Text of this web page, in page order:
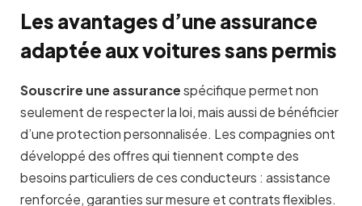
Les avantages d’une assurance
adaptée aux voitures sans permis
Souscrire une assurancespécifique permet non
seulement de respecter la loi, mais aussi de bénéficier
d’une protection personnalisée. Les compagnies ont
développé des offres qui tiennent compte des
besoins particuliers de ces conducteurs : assistance
renforcée, garanties sur mesure et contrats flexibles.